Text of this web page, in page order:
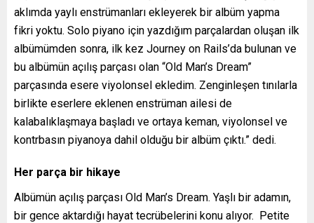
aklımda yaylı enstrümanları ekleyerek bir albüm yapma
fikri yoktu. Solo piyano için yazdığım parçalardan oluşan ilk
albümümden sonra, ilk kez Journey on Rails’da bulunan ve
bu albümün açılış parçası olan “Old Man’s Dream”
parçasında esere viyolonsel ekledim. Zenginleşen tınılarla
birlikte eserlere eklenen enstrüman ailesi de
kalabalıklaşmaya başladı ve ortaya keman, viyolonsel ve
kontrbasın piyanoya dahil olduğu bir albüm çıktı.” dedi.
Her parça bir hikaye
Albümün açılış parçası Old Man’s Dream. Yaşlı bir adamın,
bir gence aktardığı hayat tecrübelerini konu alıyor. Petite